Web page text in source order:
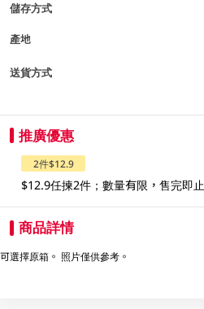
儲存方式
產地
送貨方式
推廣優惠
2件$12.9
$12.9任揀2件；數量有限，售完即止
商品詳情
可選擇原箱。 照片僅供參考。